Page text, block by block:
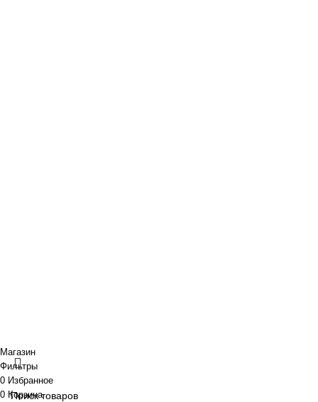
Магазин
Фильтры
0 Избранное
0 Корзина